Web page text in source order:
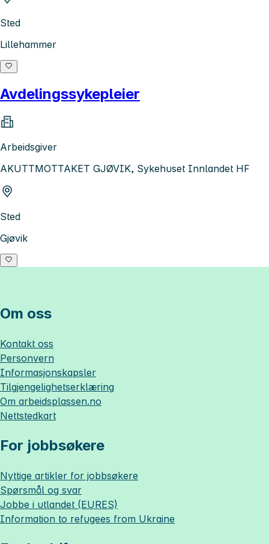
Sted
Lillehammer
Avdelingssykepleier
Arbeidsgiver
AKUTTMOTTAKET GJØVIK, Sykehuset Innlandet HF
Sted
Gjøvik
Om oss
Kontakt oss
Personvern
Informasjonskapsler
Tilgjengelighetserklæring
Om arbeidsplassen.no
Nettstedkart
For jobbsøkere
Nyttige artikler for jobbsøkere
Spørsmål og svar
Jobbe i utlandet (EURES)
Information to refugees from Ukraine